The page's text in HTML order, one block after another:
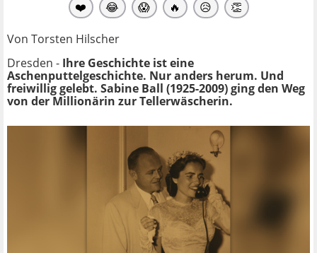
❤️ 😂 😱 🔥 😥 👏
Von Torsten Hilscher
Dresden - Ihre Geschichte ist eine
Aschenputtelgeschichte. Nur anders herum. Und
freiwillig gelebt. Sabine Ball (1925-2009) ging den Weg
von der Millionärin zur Tellerwäscherin.